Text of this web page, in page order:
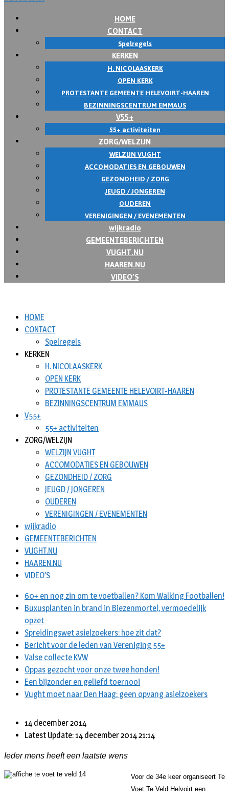
HOME
CONTACT
Spelregels
KERKEN
H. NICOLAASKERK
OPEN KERK
PROTESTANTE GEMEENTE HELEVOIRT-HAAREN
BEZINNINGSCENTRUM EMMAUS
V55+
55+ activiteiten
ZORG/WELZIJN
WELZIJN VUGHT
ACCOMODATIES EN GEBOUWEN
GEZONDHEID / ZORG
JEUGD / JONGEREN
OUDEREN
VERENIGINGEN / EVENEMENTEN
wijkradio
GEMEENTEBERICHTEN
VUGHT.NU
HAAREN.NU
VIDEO’S
HOME
CONTACT
Spelregels
KERKEN
H. NICOLAASKERK
OPEN KERK
PROTESTANTE GEMEENTE HELEVOIRT-HAAREN
BEZINNINGSCENTRUM EMMAUS
V55+
55+ activiteiten
ZORG/WELZIJN
WELZIJN VUGHT
ACCOMODATIES EN GEBOUWEN
GEZONDHEID / ZORG
JEUGD / JONGEREN
OUDEREN
VERENIGINGEN / EVENEMENTEN
wijkradio
GEMEENTEBERICHTEN
VUGHT.NU
HAAREN.NU
VIDEO’S
60+ en nog zin om te voetballen? Kom Walking Footballen!
Buxusplanten in brand in Biezenmortel, vermoedelijk
opzet
Spreidingswet asielzoekers: hoe zit dat?
Bericht voor de leden van Vereniging 55+
Valse collecte KVW
Oppas gezocht voor onze twee honden!
Een bijzonder en geliefd toernooi
Vught moet naar Den Haag: geen opvang asielzoekers
14 december 2014
Latest Update: 14 december 2014 21:14
Ieder mens heeft een laatste wens
Voor de 34e keer organiseert Te
Voet Te Veld Helvoirt een